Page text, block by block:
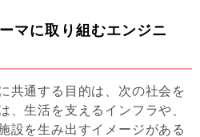
マに取り組むエンジニ
共通する目的は、次の社会を
、生活を支えるインフラや、
設を生み出すイメージがある